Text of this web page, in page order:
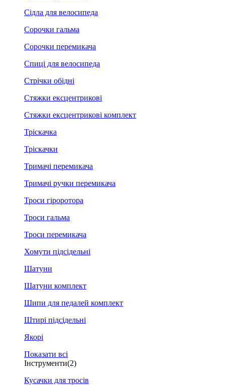
Сідла для велосипеда
Сорочки гальма
Сорочки перемикача
Спиці для велосипеда
Стрічки обідні
Стяжки ексцентрикові
Стяжки ексцентрикові комплект
Тріскачка
Тріскачки
Тримачі перемикача
Тримачі ручки перемикача
Троси гіроротора
Троси гальма
Троси перемикача
Хомути підсідельні
Шатуни
Шатуни комплект
Шипи для педалей комплект
Штирі підсідельні
Якорі
Показати всі
Інструменти(2)
Кусачки для тросів